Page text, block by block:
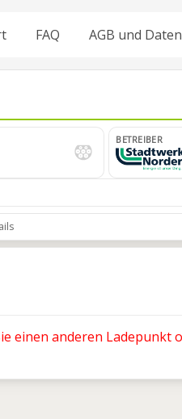
FAQ AGB und
BETREIBER
einen anderen Ladepunkt